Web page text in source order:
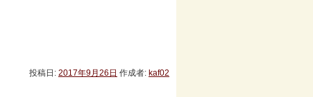
投稿日: 2017年9月26日 作成者: kaf02